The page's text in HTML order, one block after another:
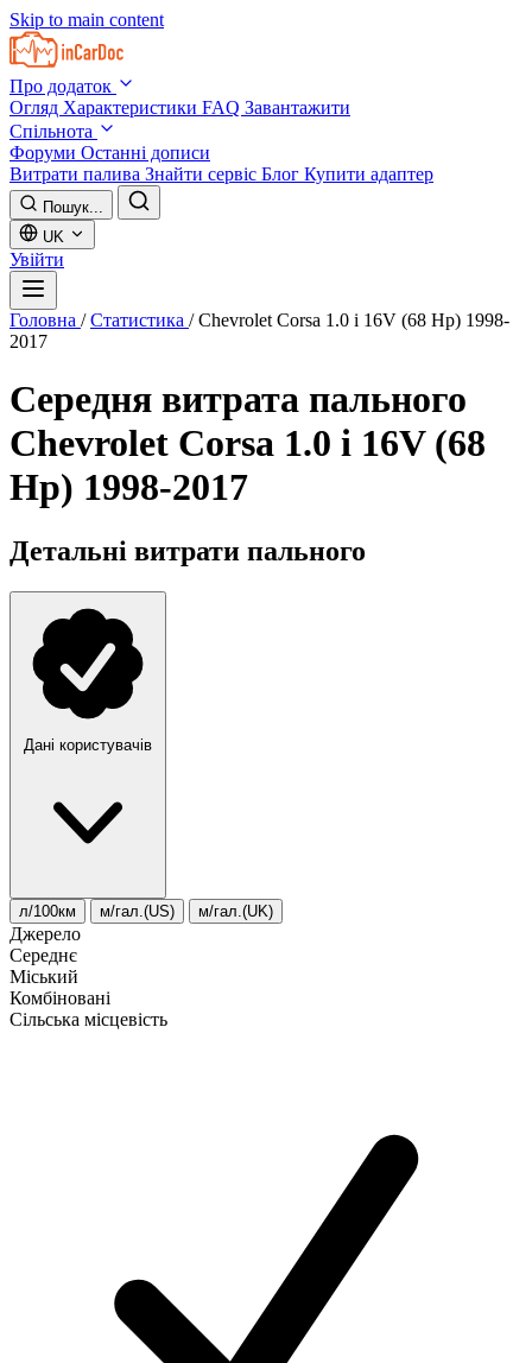
Skip to main content
Про додаток
Огляд Характеристики FAQ Завантажити
Спільнота
Форуми Останні дописи
Витрати палива Знайти сервіс Блог Купити адаптер
Пошук...
UK
Увійти
Головна / Статистика / Chevrolet Corsa 1.0 i 16V (68 Hp) 1998-
2017
Середня витрата пального
Chevrolet Corsa 1.0 i 16V (68
Hp) 1998-2017
Детальні витрати пального
Дані користувачів
л/100км м/гал.(US) м/гал.(UK)
Джерело
Середнє
Міський
Комбіновані
Сільська місцевість